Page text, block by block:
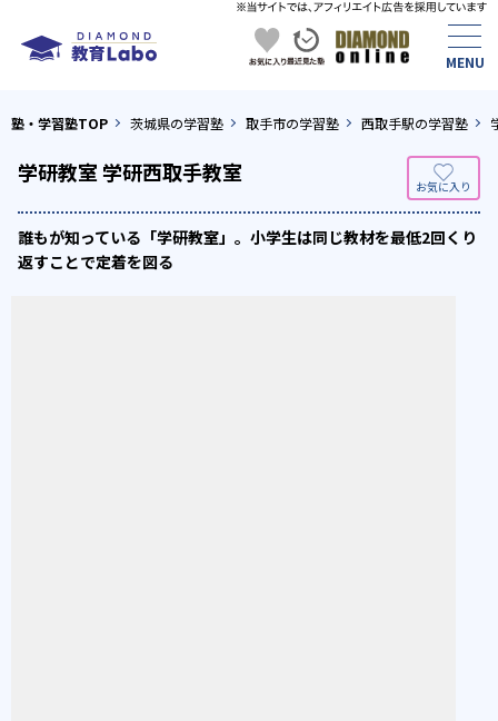
塾・学習塾TOP 茨城県の学習塾 取手市の学習塾 西取手駅の学習塾
学研教室 学研西取手教室
誰もが知っている「学研教室」。小学生は同じ教材を最低2回くり
返すことで定着を図る